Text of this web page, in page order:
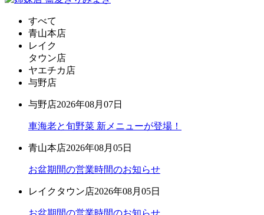
すべて
青山本店
レイク
タウン店
ヤエチカ店
与野店
与野店2026年08月07日
車海老と旬野菜 新メニューが登場！
青山本店2026年08月05日
お盆期間の営業時間のお知らせ
レイクタウン店2026年08月05日
お盆期間の営業時間のお知らせ